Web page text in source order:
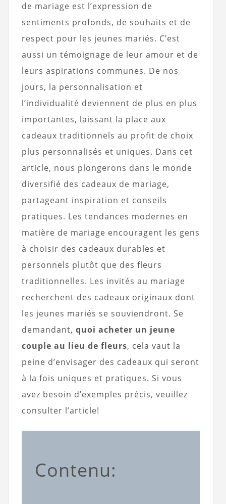
de mariage est l’expression de
sentiments profonds, de souhaits et de
respect pour les jeunes mariés. C’est
aussi un témoignage de leur amour et de
leurs aspirations communes. De nos
jours, la personnalisation et
l’individualité deviennent de plus en plus
importantes, laissant la place aux
cadeaux traditionnels au profit de choix
plus personnalisés et uniques. Dans cet
article, nous plongerons dans le monde
diversifié des cadeaux de mariage,
partageant inspiration et conseils
pratiques. Les tendances modernes en
matière de mariage encouragent les gens
à choisir des cadeaux durables et
personnels plutôt que des fleurs
traditionnelles. Les invités au mariage
recherchent des cadeaux originaux dont
les jeunes mariés se souviendront. Se
demandant, quoi acheter un jeune
couple au lieu de fleurs, cela vaut la
peine d’envisager des cadeaux qui seront
à la fois uniques et pratiques. Si vous
avez besoin d’exemples précis, veuillez
consulter l’article!
Contenu: